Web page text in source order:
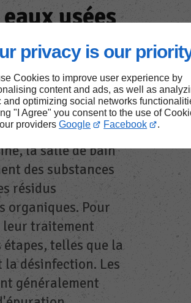
privacy is our
Cookies to improve user experience by
content and ads, as well as
and optimizing social networks
"I Agree" you consent to the use of
providers Google Facebook .
usées
à Lescar
des
la salle de bain
des substances
résidus
organiques. Pour
traitement
telles que la
désinfection. Les
généralement